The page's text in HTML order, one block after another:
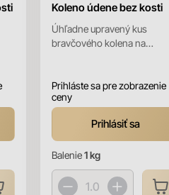
Koleno údene bez kosti
Úhľadne upravený kus
bravčového kolena na
údenine.
Prihláste sa pre zobrazenie
ceny
Prihlásiť sa
Balenie1 kg